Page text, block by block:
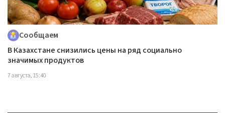
Сообщаем
В Казахстане снизились цены на ряд социально
значимых продуктов
7 августа, 15:40